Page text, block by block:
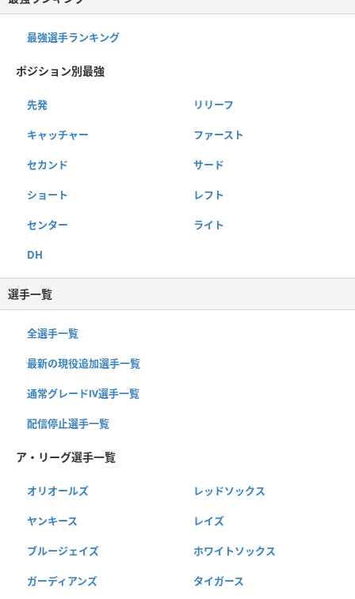
最強選手ランキング
ポジション別最強
先発 リリーフ
キャッチャー ファースト
セカンド サード
ショート レフト
センター ライト
DH
選手一覧
全選手一覧
最新の現役追加選手一覧
通常グレードⅣ選手一覧
配信停止選手一覧
ア・リーグ選手一覧
オリオールズ レッドソックス
ヤンキース レイズ
ブルージェイズ ホワイトソックス
ガーディアンズ タイガース